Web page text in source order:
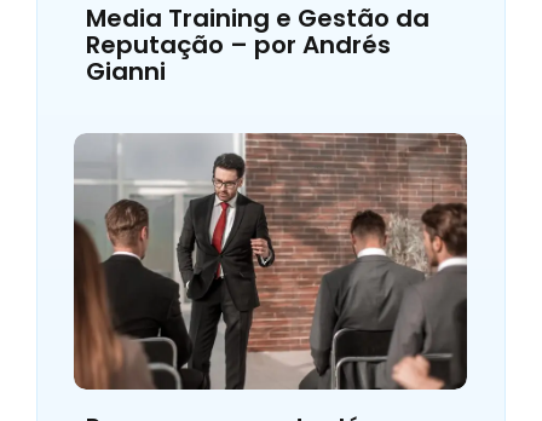
Media Training e Gestão da
Reputação – por Andrés
Gianni